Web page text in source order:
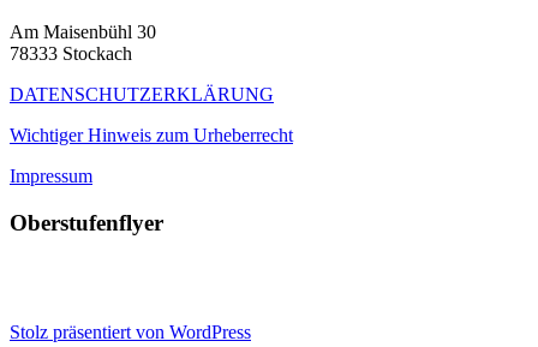
Am Maisenbühl 30
78333 Stockach
DATENSCHUTZERKLÄRUNG
Wichtiger Hinweis zum Urheberrecht
Impressum
Oberstufenflyer
Stolz präsentiert von WordPress